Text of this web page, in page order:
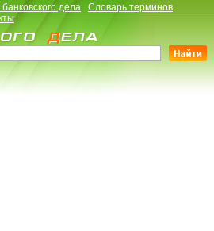
дела
Словарь терминов